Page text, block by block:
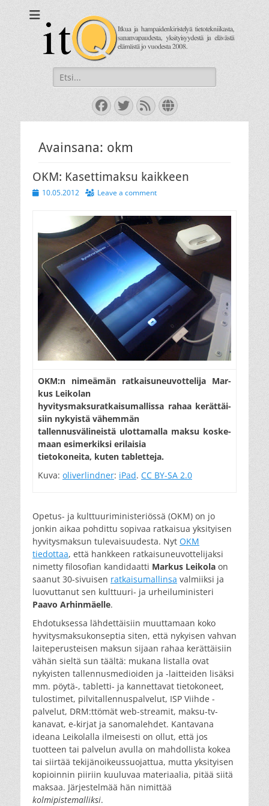
Itkua ja hammastenkiristelyä jo vuodesta 2008.
Search
for:
Facebook
Twitter
FeedWebsite
Avainsana: okm
OKM: Kasettimaksu kaikkeen
Posted10.05.2012 Leave a comment
OKM:n ni­meä­män rat­kai­su­neu­vot­te­li­ja Mar­
kus Lei­ko­lan
hy­vi­tys­mak­su­rat­kai­su­mal­lis­sa ra­haa ke­rät­täi­
siin ny­kyis­tä vä­hem­män
tal­len­nus­vä­li­neis­tä ulot­ta­mal­la mak­su kos­ke­
maan esi­mer­kik­si eri­lai­sia
tie­to­ko­nei­ta, ku­ten tab­let­te­ja.
Kuva: oliverlindner: iPad. CC BY-SA 2.0
Opetus- ja kulttuuriministeriössä (OKM) on jo
jonkin aikaa pohdittu sopivaa ratkaisua yksityisen
hyvitysmaksun tulevaisuudesta. Nyt OKM
tiedottaa, että hankkeen ratkaisuneuvottelijaksi
nimetty filosofian kandidaatti Markus Leikola on
saanut 30-sivuisen ratkaisumallinsa valmiiksi ja
luovuttanut sen kulttuuri- ja urheiluministeri
Paavo Arhinmäelle.
Ehdotuksessa lähdettäisiin muuttamaan koko
hyvitysmaksukonseptia siten, että nykyisen vahvan
laiteperusteisen maksun sijaan rahaa kerättäisiin
vähän sieltä sun täältä: mukana listalla ovat
nykyisten tallennusmedioiden ja -laitteiden lisäksi
mm. pöytä-, tabletti- ja kannettavat tietokoneet,
tulostimet, pilvitallennuspalvelut, ISP Viihde -
palvelut, DRM:ttömät web-streamit, maksu-tv-
kanavat, e-kirjat ja sanomalehdet. Kantavana
ideana Leikolalla ilmeisesti on ollut, että jos
tuotteen tai palvelun avulla on mahdollista kokea
tai siirtää tekijänoikeussuojattua, mutta yksityisen
kopioinnin piiriin kuuluvaa materiaalia, pitää siitä
maksaa. Järjestelmää hän nimittää
kolmipistemalliksi.